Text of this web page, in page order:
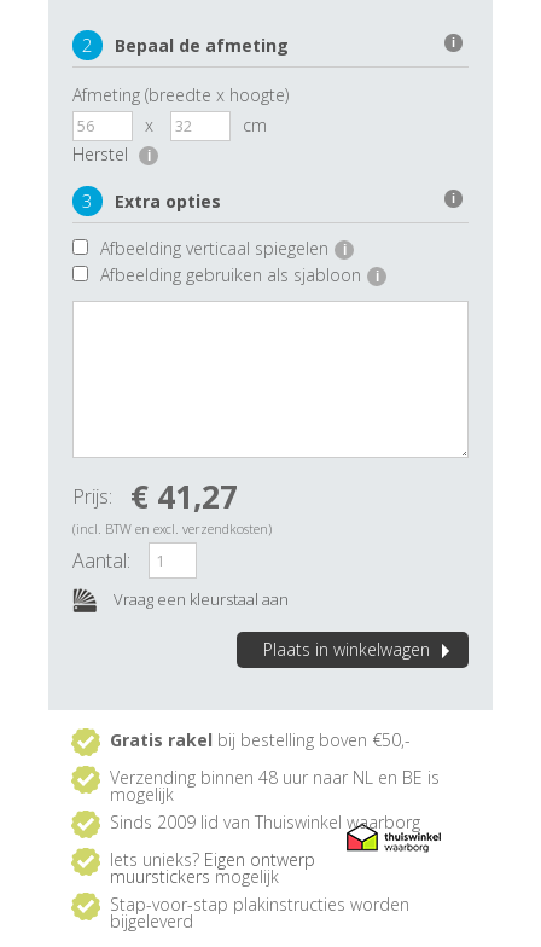
2 Bepaal de afmeting i
Afmeting (breedte x hoogte)
x
cm
Herstel
i
3 Extra opties i
Afbeelding verticaal spiegelen i
Afbeelding gebruiken als sjabloon i
Plaats in winkelwagen
Prijs: € 41,27
(incl. BTW en excl. verzendkosten)
Aantal:
Vraag een kleurstaal aan
Gratis rakel bij bestelling boven €50,-
Verzending binnen 48 uur naar NL en BE is
mogelijk
Sinds 2009 lid van Thuiswinkel waarborg
Iets unieks? Eigen ontwerp
muurstickers mogelijk
Stap-voor-stap plakinstructies worden
bijgeleverd